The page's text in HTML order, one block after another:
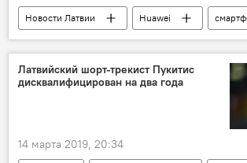
Новости Латвии Huawei
личные данные
Латвийский шорт-трекист Пукитис
дисквалифицирован на два года
14 марта 2019, 20:34